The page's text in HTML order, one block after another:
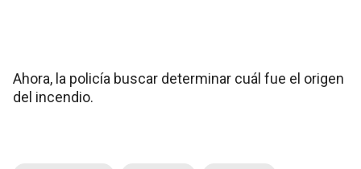
Ahora, la policía buscar determinar cuál fue el origen
del incendio.